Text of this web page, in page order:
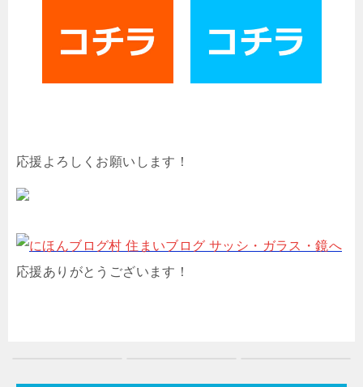
応援よろしくお願いします！
応援ありがとうございます！